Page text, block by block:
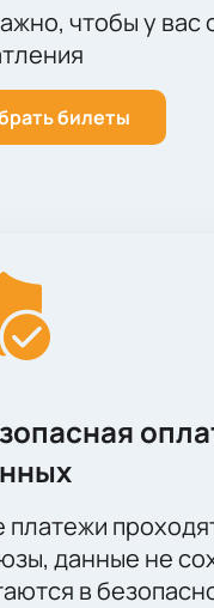
чтобы у вас
билеты
платежи
данные не
в